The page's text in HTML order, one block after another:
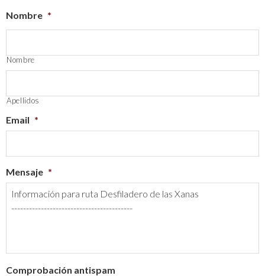
Nombre *
Nombre
Apellidos
Email *
Mensaje *
Comprobación antispam